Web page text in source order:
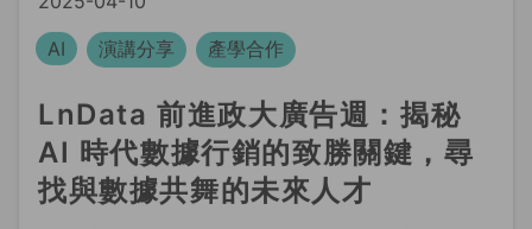
LnData 前進政大廣告週：揭秘
AI 時代數據行銷的致勝關鍵，尋
找與數據共舞的未來人才
AI 可以做什麼？不能做什麼？LnData 於政大廣告週揭
秘 AI 時代數據行銷的致勝關鍵，在於數據賦能與人類